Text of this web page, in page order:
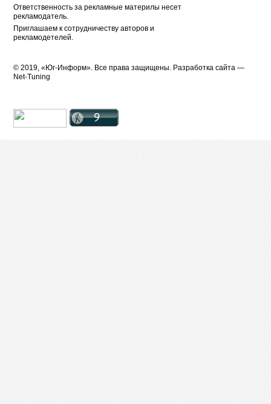
Ответственность за рекламные материлы несет
рекламодатель.
Приглашаем к сотрудничеству авторов и
рекламодетелей.
© 2019, «Юг-Информ». Все права защищены. Разработка cайта —
Net-Tuning